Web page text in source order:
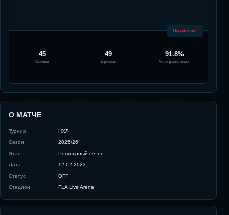
Поражение
45
Сейвы
49
Броски
91.8%
% отражённых
О МАТЧЕ
Турнир
НХЛ
Сезон
2025/26
Этап
Регулярный сезон
Дата
12.02.2023
Статус
OFF
Стадион
FLA Live Arena